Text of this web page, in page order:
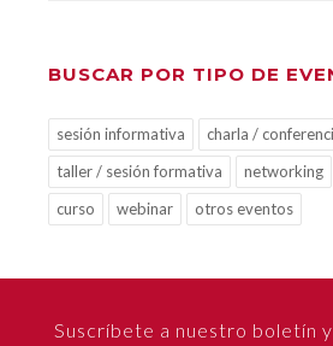
BUSCAR POR TIPO DE
sesión informativa
charla /
taller / sesión formativa
networking
curso
webinar otros eventos
Suscríbete a nuestro boletín